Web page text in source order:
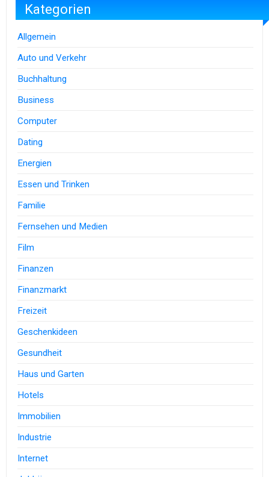
Kategorien
Allgemein
Auto und Verkehr
Buchhaltung
Business
Computer
Dating
Energien
Essen und Trinken
Familie
Fernsehen und Medien
Film
Finanzen
Finanzmarkt
Freizeit
Geschenkideen
Gesundheit
Haus und Garten
Hotels
Immobilien
Industrie
Internet